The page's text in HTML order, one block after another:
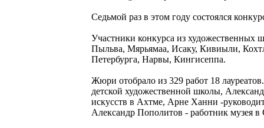
Седьмой раз в этом году состоялся
Участники конкурса из художественных
Пыльва, Мярьямаа, Исаку, Кивиыли,
Петербурга, Нарвы, Кингисеппа.
Жюри отобрало из 329 работ 18
детской художественной школы,
искусств в Ахтме, Арне Ханни -
Александр Пополитов - работник музея